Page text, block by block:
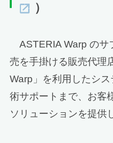
）
ASTERIA Warp のサ
売を手掛ける販売代理
Warp」を利用したシ
術サポートまで、お客
ソリューションを提供